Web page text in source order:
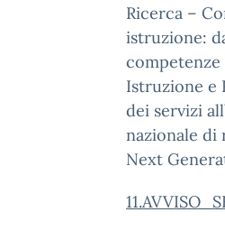
Ricerca –
istruzione:
competenze
Istruzione e
dei servizi
nazionale di
Next